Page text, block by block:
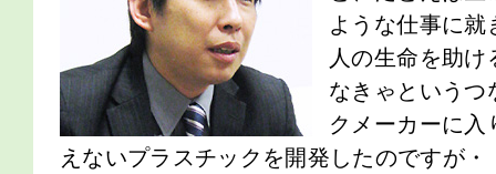
ような仕事に就
人の生命を助
なきゃというつ
クメーカーに入
えないプラスチックを開発したのですが